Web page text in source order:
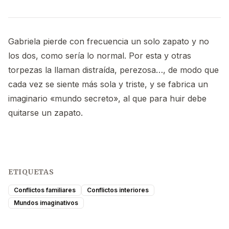
Gabriela pierde con frecuencia un solo zapato y no
los dos, como sería lo normal. Por esta y otras
torpezas la llaman distraída, perezosa…, de modo que
cada vez se siente más sola y triste, y se fabrica un
imaginario «mundo secreto», al que para huir debe
quitarse un zapato.
ETIQUETAS
Conflictos familiares
Conflictos interiores
Mundos imaginativos